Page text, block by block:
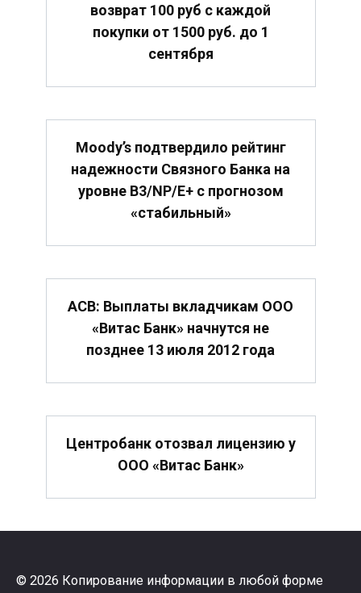
возврат 100 руб с каждой
покупки от 1500 руб. до 1
сентября
Moody’s подтвердило рейтинг
надежности Связного Банка на
уровне B3/NP/E+ с прогнозом
«стабильный»
АСВ: Выплаты вкладчикам ООО
«Витас Банк» начнутся не
позднее 13 июля 2012 года
Центробанк отозвал лицензию у
ООО «Витас Банк»
© 2026 Копирование информации в любой форме